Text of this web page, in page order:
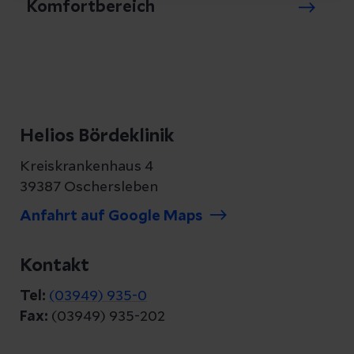
Komfortbereich
Helios Bördeklinik
Kreiskrankenhaus 4
39387 Oschersleben
Anfahrt auf Google Maps
Kontakt
Tel: (03949) 935-0
Fax: (03949) 935-202